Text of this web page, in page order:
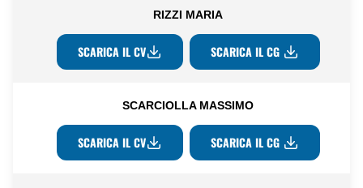
RIZZI MARIA
SCARICA IL CV SCARICA IL CG
SCARCIOLLA MASSIMO
SCARICA IL CV SCARICA IL CG